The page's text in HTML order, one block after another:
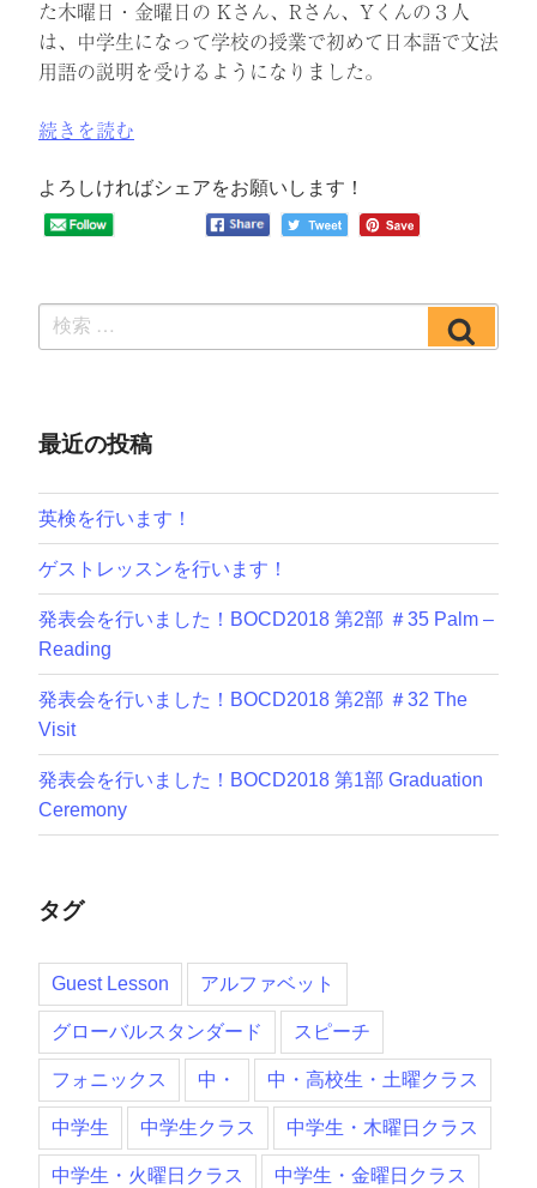
の
た木曜日・金曜日の Kさん、Rさん、Yくんの３人
は、中学生になって学校の授業で初めて日本語で文法
用語の説明を受けるようになりました。
“［中
生・
木
曜］
メ
文
法
講
座
で
英
作
文
の
力
を
つ
け
る”
続きを読む
よろしければシェアをお願いします！
検
索:
最近の投稿
英検を行います！
ゲストレッスンを行います！
発表会を行いました！BOCD2018 第2部 ＃35 Palm –
Reading
発表会を行いました！BOCD2018 第2部 ＃32 The
Visit
発表会を行いました！BOCD2018 第1部 Graduation
Ceremony
タグ
Guest Lesson アルファベット
グローバルスタンダード スピーチ
フォニックス 中・ 中・高校生・土曜クラス
中学生 中学生クラス 中学生・木曜日クラス
中学生・火曜日クラス 中学生・金曜日クラス